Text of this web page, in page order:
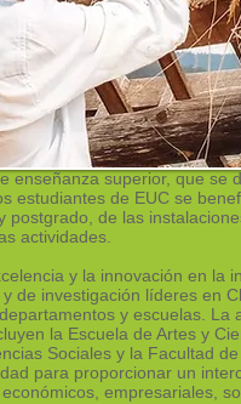
SCHOOL,
es la primera
enseñanza superior, que
estudiantes de EUC se
postgrado, de las
actividades.
y la innovación en la
de investigación líderes en
y escuelas.
la Escuela de Artes y
Sociales y la Facultad
para proporcionar un
empresariales,